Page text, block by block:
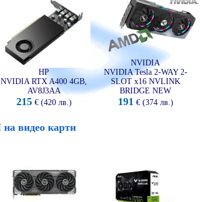
HP
NVIDIA RTX A400 4GB,
AV8J3AA
215€ (420 лв.)
NVIDIA
NVIDIA Tesla 2-WAY 2-
SLOT x16 NVLINK
BRIDGE NEW
191 € (374 лв.)
видео карти